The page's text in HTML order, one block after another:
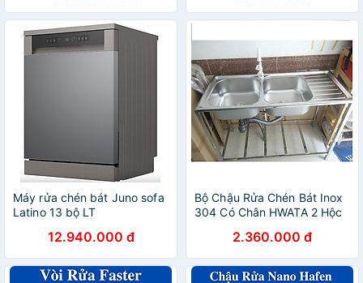
Máy rửa chén bát Juno sofa
Latino 13 bộ LT
845 mm12.940.000 đ
Bộ Chậu Rửa Chén Bát Inox
304 Có Chân HWATA 2 Hộc
nhiều kích thước
2.360.000 đ